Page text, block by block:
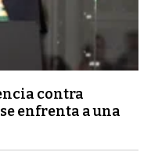
contra
enfrenta a una